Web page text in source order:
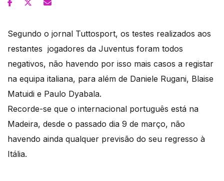
Segundo o jornal Tuttosport, os testes realizados aos
restantes jogadores da Juventus foram todos
negativos, não havendo por isso mais casos a registar
na equipa italiana, para além de Daniele Rugani, Blaise
Matuidi e Paulo Dyabala.
Recorde-se que o internacional português está na
Madeira, desde o passado dia 9 de março, não
havendo ainda qualquer previsão do seu regresso à
Itália.